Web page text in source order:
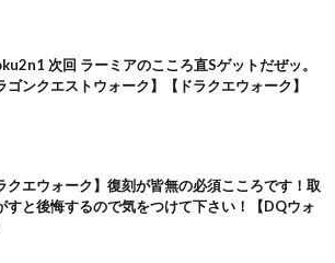
次回 ラーミアのこころ直Sゲットだぜッ。
ゴンクエストウォーク】【ドラクエウォーク】
クエウォーク】復刻が皆無の必須こころです！取
すと後悔するので気をつけて下さい！【DQウォ